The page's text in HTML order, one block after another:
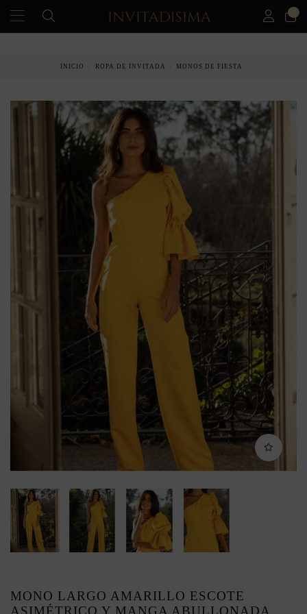
INICIO ROPA DE INVITADA MONOS DE FIESTA
MONO LARGO AMARILLO ESCOTE
ASIMÉTRICO Y MANGA ABULLONADA